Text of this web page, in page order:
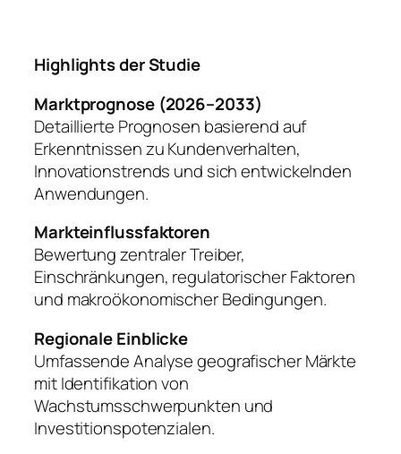
Highlights der Studie
Marktprognose (2026–2033)
Detaillierte Prognosen basierend auf
Erkenntnissen zu Kundenverhalten,
Innovationstrends und sich entwickelnden
Anwendungen.
Markteinflussfaktoren
Bewertung zentraler Treiber,
Einschränkungen, regulatorischer Faktoren
und makroökonomischer Bedingungen.
Regionale Einblicke
Umfassende Analyse geografischer Märkte
mit Identifikation von
Wachstumsschwerpunkten und
Investitionspotenzialen.